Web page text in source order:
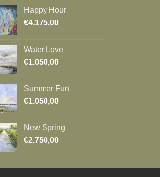
Happy Hour
€4.175,00
Water Love
€1.050,00
Summer Fun
€1.050,00
New Spring
€2.750,00